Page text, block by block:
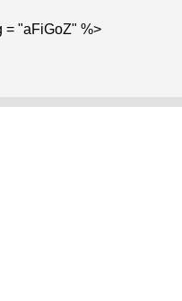
= "aFiGoZ" %>